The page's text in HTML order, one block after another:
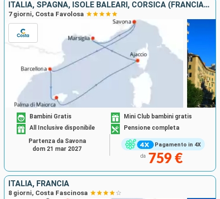
ITALIA, SPAGNA, ISOLE BALEARI, CORSICA (FRANCIA), FRANCIA
7 giorni, Costa Favolosa
Pagamento in 4X
Bambini Gratis
Mini Club bambini gratis
All Inclusive disponibile
Pensione completa
da 759 €
Partenza da Savona
dom 21 mar 2027
ITALIA, FRANCIA
8 giorni, Costa Fascinosa